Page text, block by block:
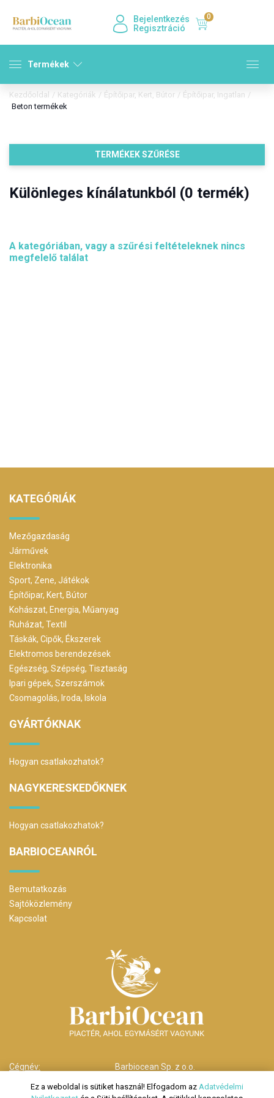
Bejelentkezés
Regisztráció
0
Termékek
Kezdőoldal / Kategóriák / Építőipar, Kert, Bútor / Építőipar, Ingatlan /
Beton termékek
TERMÉKEK SZŰRÉSE
Különleges kínálatunkból (0 termék)
A kategóriában, vagy a szűrési feltételeknek nincs
megfelelő találat
KATEGÓRIÁK
Mezőgazdaság
Járművek
Elektronika
Sport, Zene, Játékok
Építőipar, Kert, Bútor
Kohászat, Energia, Műanyag
Ruházat, Textil
Táskák, Cipők, Ékszerek
Elektromos berendezések
Egészség, Szépség, Tisztaság
Ipari gépek, Szerszámok
Csomagolás, Iroda, Iskola
GYÁRTÓKNAK
Hogyan csatlakozhatok?
NAGYKERESKEDŐKNEK
Hogyan csatlakozhatok?
BARBIOCEANRÓL
Bemutatkozás
Sajtóközlemény
Kapcsolat
Cégnév:
Barbiocean Sp. z o.o.
ul. Długa nr 29
Ez a weboldal is sütiket használ! Elfogadom az Adatvédelmi